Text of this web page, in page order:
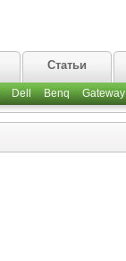
Статьи
Dell Benq Gateway